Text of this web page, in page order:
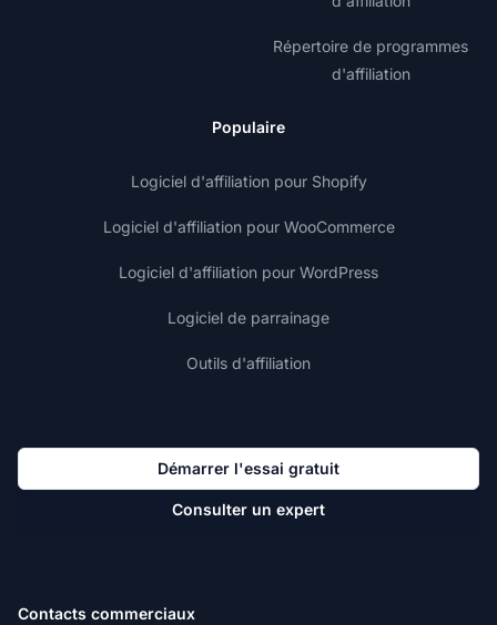
Répertoire de programmes
d'affiliation
Populaire
Logiciel d'affiliation pour Shopify
Logiciel d'affiliation pour WooCommerce
Logiciel d'affiliation pour WordPress
Logiciel de parrainage
Outils d'affiliation
Démarrer l'essai gratuit
Consulter un expert
Contacts commerciaux